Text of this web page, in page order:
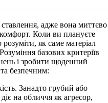
адже вона миттєво
Коли ви плануєте
як саме матеріал
базових критеріїв
і зробити щоденний
безпечним:
Занадто грубий або
на обличчя як агресор,